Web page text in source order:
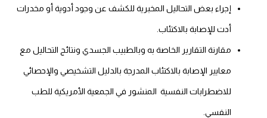
إجراء بعض التحاليل المخبرية للكشف عن وجود أدوية أو مخدرات
أدت للإصابة بالاكتئاب.
مقارنة التقارير الخاصة به وبالطبيب الجسدي ونتائج التحاليل مع
معايير الإصابة بالاكتئاب المدرجة بالدليل التشخيصي والإحصائي
للاضطرابات النفسية المنشور في الجمعية الأمريكية للطب
النفسي.